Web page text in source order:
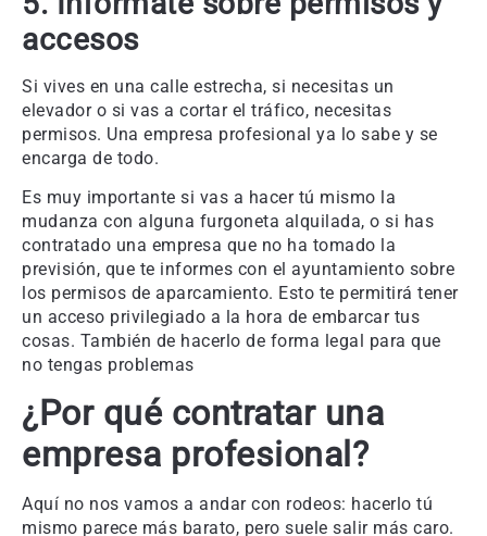
accesos
Si vives en una calle estrecha, si necesitas un
elevador o si vas a cortar el tráfico, necesitas
permisos. Una empresa profesional ya lo sabe y se
encarga de todo.
Es muy importante si vas a hacer tú mismo la
mudanza con alguna furgoneta alquilada, o si has
contratado una empresa que no ha tomado la
previsión, que te informes con el ayuntamiento sobre
los permisos de aparcamiento. Esto te permitirá tener
un acceso privilegiado a la hora de embarcar tus
cosas. También de hacerlo de forma legal para que
no tengas problemas
¿Por qué contratar una
empresa profesional?
Aquí no nos vamos a andar con rodeos: hacerlo tú
mismo parece más barato, pero suele salir más caro.